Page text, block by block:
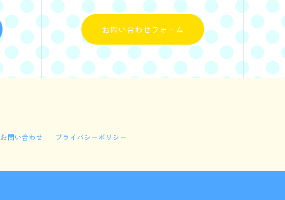
お問い合わせフォーム
お問い合わせ プライバシーポリシー